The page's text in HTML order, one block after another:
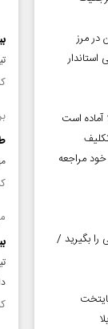
کد
کد
کد
در مرز
آماده است
مراجعه
بگیرید /